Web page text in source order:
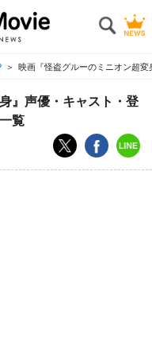
映画『怪盗グルーのミニオン超
』声優・キャスト・登
覧